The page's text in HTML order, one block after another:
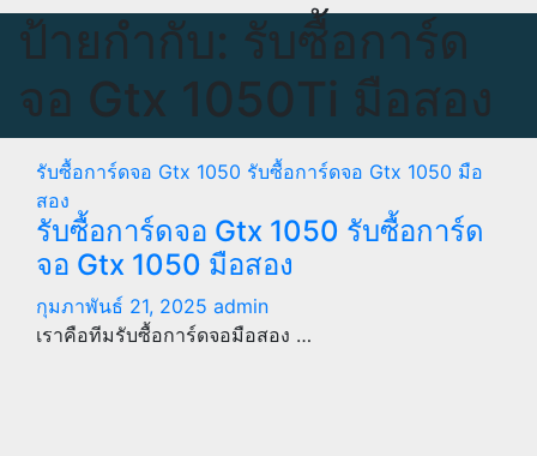
ป้ายกำกับ: รับซื้อการ์ด
จอ Gtx 1050Ti มือสอง
รับซื้อการ์ดจอ Gtx 1050 รับซื้อการ์ดจอ Gtx 1050 มือ
สอง
รับซื้อการ์ดจอ Gtx 1050 รับซื้อการ์ด
จอ Gtx 1050 มือสอง
กุมภาพันธ์ 21, 2025 admin
เราคือทีมรับซื้อการ์ดจอมือสอง …